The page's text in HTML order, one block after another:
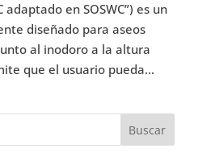
en SOSWC”) es un
diseñado para aseos
al inodoro a la altura
que el usuario pueda...
Buscar